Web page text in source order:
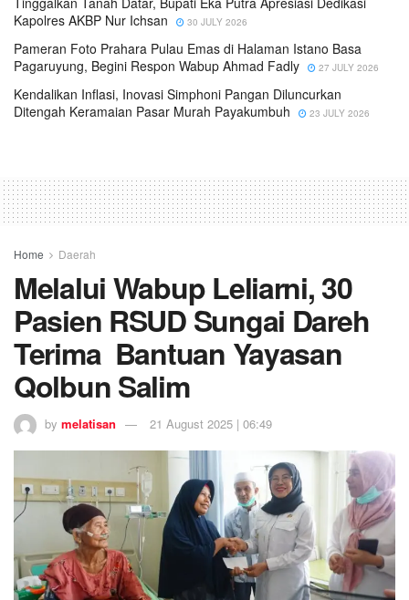
Kapolres AKBP Nur Ichsan
30 JULY 2026
Pameran Foto Prahara Pulau Emas di Halaman Istano Basa
Pagaruyung, Begini Respon Wabup Ahmad Fadly
27 JULY 2026
Kendalikan Inflasi, Inovasi Simphoni Pangan Diluncurkan
Ditengah Keramaian Pasar Murah Payakumbuh
23 JULY 2026
Home Daerah
Melalui Wabup Leliarni, 30
Pasien RSUD Sungai Dareh
Terima Bantuan Yayasan
Qolbun Salim
by melatisan 21 August 2025 | 06:49